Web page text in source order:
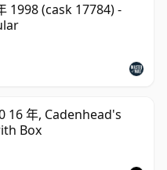
1998 (cask 17784) -
16 年, Cadenhead's
Box